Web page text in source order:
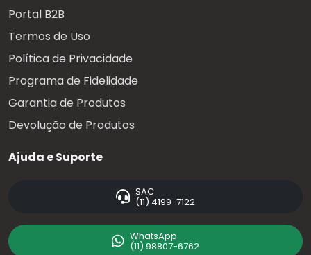
Portal B2B
Termos de Uso
Política de Privacidade
Programa de Fidelidade
Garantia de Produtos
Devolução de Produtos
Ajuda e Suporte
SAC
(11) 4199-7122
WhatsApp
(11) 98807-6762